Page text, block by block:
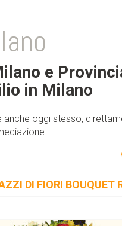
e
in Milano
oggi stesso,
DI FIORI BOUQUET